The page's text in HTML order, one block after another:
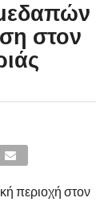
στον
περιοχή στον